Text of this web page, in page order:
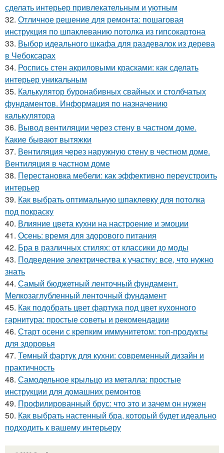
сделать интерьер привлекательным и уютным
32. Отличное решение для ремонта: пошаговая
инструкция по шпаклеванию потолка из гипсокартона
33. Выбор идеального шкафа для раздевалок из дерева
в Чебоксарах
34. Роспись стен акриловыми красками: как сделать
интерьер уникальным
35. Калькулятор буронабивных свайных и столбчатых
фундаментов. Информация по назначению
калькулятора
36. Вывод вентиляции через стену в частном доме.
Какие бывают вытяжки
37. Вентиляция через наружную стену в честном доме.
Вентиляция в частном доме
38. Перестановка мебели: как эффективно переустроить
интерьер
39. Как выбрать оптимальную шпаклевку для потолка
под покраску
40. Влияние цвета кухни на настроение и эмоции
41. Осень: время для здорового питания
42. Бра в различных стилях: от классики до моды
43. Подведение электричества к участку: все, что нужно
знать
44. Самый бюджетный ленточный фундамент.
Мелкозаглубленный ленточный фундамент
45. Как подобрать цвет фартука под цвет кухонного
гарнитура: простые советы и рекомендации
46. Старт осени с крепким иммунитетом: топ-продукты
для здоровья
47. Темный фартук для кухни: современный дизайн и
практичность
48. Самодельное крыльцо из металла: простые
инструкции для домашних ремонтов
49. Профилированный брус: что это и зачем он нужен
50. Как выбрать настенный бра, который будет идеально
подходить к вашему интерьеру